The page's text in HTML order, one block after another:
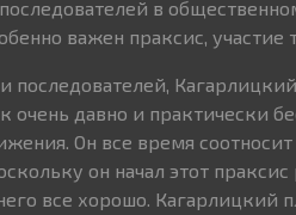
в
важен праксис,
последователей,
очень давно и практически
Он все время
он начал этот
все хорошо. Кагарлицкий